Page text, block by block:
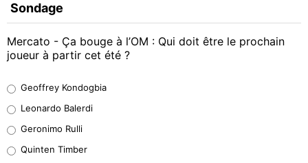
Sondage
Mercato - Ça bouge à l’OM : Qui doit être le prochain
joueur à partir cet été ?
38%
32%
Geoffrey Kondogbia
Leonardo Balerdi
Geronimo Rulli
Quinten Timber